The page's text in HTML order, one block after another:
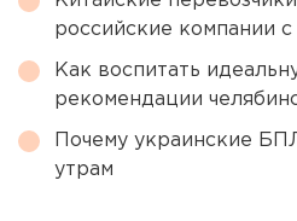
российские компании
Как воспитать
рекомендации
Почему украинские
утрам